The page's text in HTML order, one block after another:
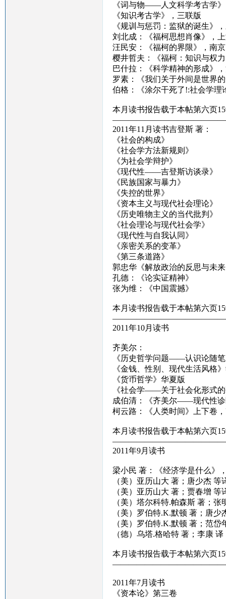
《词与物——人文科学考古学
《知识考古学》，三联版
《规训与惩罚：监狱的诞生》
刘北成：《福柯思想肖像》，
汪民安：《福柯的界限》，南
樱井哲夫：《福柯：知识与权
巴什拉：《科学精神的形成》
罗素：《我们关于外间是世界
伯格：《涂尔干死了!:社会学理
本月读书报告载于本帖第六页
2011年11月读书吉登斯 著：
《社会的构成》
《社会学方法新规则》
《为社会学辩护》
《现代性——吉登斯访谈录》
《民族国家与暴力》
《失控的世界》
《资本主义与现代社会理论》
《历史唯物主义的当代批判》
《社会理论与现代社会学》
《现代性与自我认同》
《亲密关系的变革》
《第三条道路》
郭忠华《解放政治的反思与未
孔德：《论实证精神》
张为维：《中国震撼》
本月读书报告载于本帖第六页
2011年10月读书
齐美尔：
《历史哲学问题——认识论随
《金钱、性别、现代生活风格
《货币哲学》华夏版
《社会学——关于社会化形式
成伯清：《齐美尔——现代性诊
柯云路：《人类时间》上下卷
本月读书报告载于本帖第六页
2011年9月读书
梁小民 著：《经济学是什么》
（美）亚历山大 著；唐少杰
（美）亚历山大 著；贾春增
（美）塔尔科特.帕森斯 著；
（美）罗伯特.K.默顿 著；唐
（美）罗伯特.K.默顿 著；范
（德）乌塔.格哈特 著；李康
本月读书报告载于本帖第六页
2011年7月读书
《资本论》第三卷